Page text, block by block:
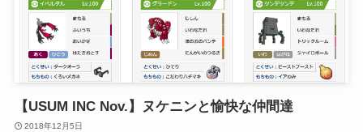
【USUM INC Nov.】ヌケニンと愉快な仲間達
2018年12月5日